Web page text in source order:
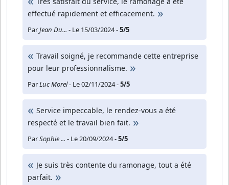
effectué rapidement et efficacement.
ParJean Du... - Le 15/03/2024 -5/5
Travail soigné, je recommande cette entreprise
pour leur professionnalisme.
ParLuc Morel- Le 02/11/2024 -5/5
Service impeccable, le rendez-vous a été
respecté et le travail bien fait.
ParSophie ... - Le 20/09/2024 -5/5
Je suis très contente du ramonage, tout a été
parfait.